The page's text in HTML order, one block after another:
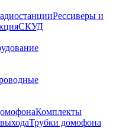
Рессиверы и
СКУД
Комплекты
Трубки домофона